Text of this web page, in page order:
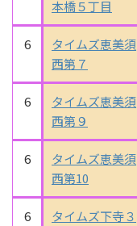
本橋５丁目
6
タイムズ恵美須
西第７
6
タイムズ恵美須
西第９
6
タイムズ恵美須
西第10
6
タイムズ下寺３